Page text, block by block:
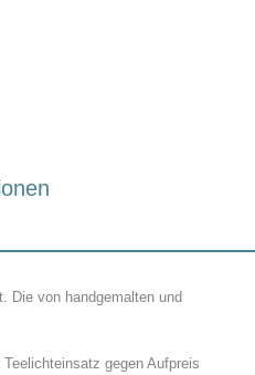
Die von handgemalten und
gegen Aufpreis